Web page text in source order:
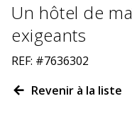
Un hôtel de
exigeants
REF: #7636302
Revenir à la liste